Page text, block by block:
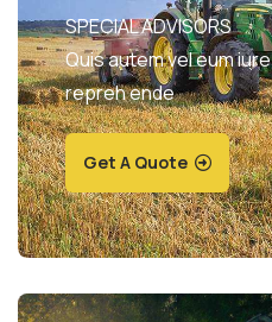
SPECIAL ADVISORS
Quis autem vel eum iure
repreh ende
Get A Quote